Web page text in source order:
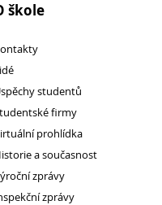
programu EVA)
OA
škole
studentů
firmy
prohlídka
a současnost
zprávy
zprávy